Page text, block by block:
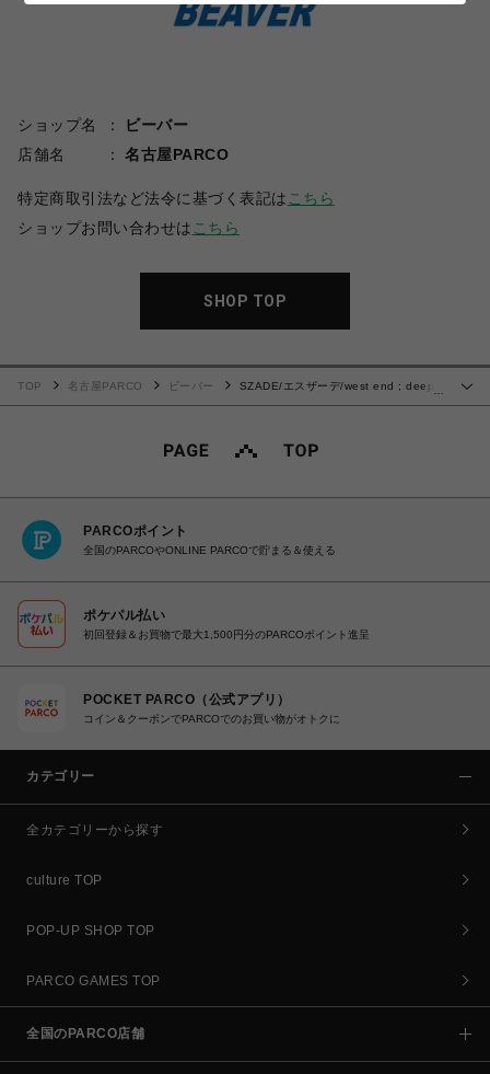
ショップ名
ビーバー
店舗名
名古屋PARCO
特定商取引法など法令に基づく表記は こちら
ショップお問い合わせは こちら
SHOP TOP
…
TOP 名古屋PARCO ビーバー
SZADE/エスザーデ/west end ; deep
PARCOポイント
全国のPARCOやONLINE PARCOで貯まる＆使える
ポケパル払い
初回登録＆お買物で最大1,500円分のPARCOポイント進呈
POCKET PARCO（公式アプリ）
コイン＆クーポンでPARCOでのお買い物がオトクに
カテゴリー
全カテゴリーから探す
culture TOP
POP-UP SHOP TOP
PARCO GAMES TOP
全国のPARCO店舗